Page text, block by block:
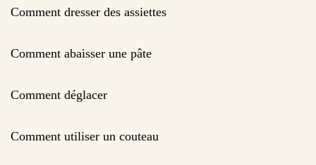
Comment dresser des assiettes
Comment abaisser une pâte
Comment déglacer
Comment utiliser un couteau